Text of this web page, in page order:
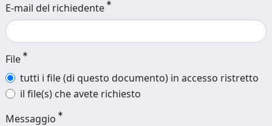
E-mail del richiedente
File
tutti i file (di questo documento) in accesso ristretto
il file(s) che avete richiesto
Messaggio